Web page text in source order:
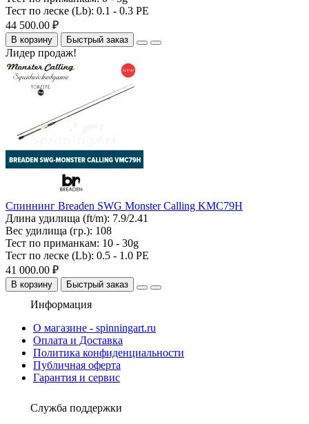
Тест по леске (Lb): 0.1 - 0.3 PE
44 500.00 ₽
В корзину Быстрый заказ
Лидер продаж!
Спиннинг Breaden SWG Monster Calling KMC79H
Длина удилища (ft/m): 7.9/2.41
Вес удилища (гр.): 108
Тест по приманкам: 10 - 30g
Тест по леске (Lb): 0.5 - 1.0 PE
41 000.00 ₽
В корзину Быстрый заказ
Информация
О магазине - spinningart.ru
Оплата и Доставка
Политика конфиденциальности
Публичная оферта
Гарантия и сервис
Служба поддержки